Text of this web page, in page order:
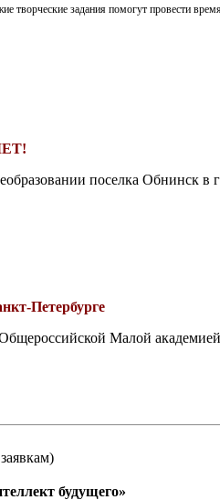
творческие задания помогут провести
поселка Обнинск в
Петербурге
Малой
будущего»